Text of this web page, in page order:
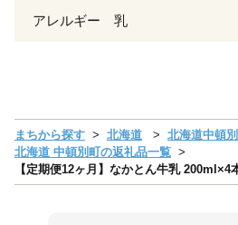
アレルギー 乳
まちから探す 北海道
北海道中頓
北海道 中頓別町の返礼品一覧
【定期便12ヶ月】なかとん牛乳 200ml×4